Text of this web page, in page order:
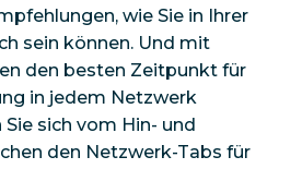
wie Sie in Ihrer
sein können. Und mit
den besten Zeitpunkt für
in jedem Netzwerk
sich vom Hin- und
den Netzwerk-Tabs für